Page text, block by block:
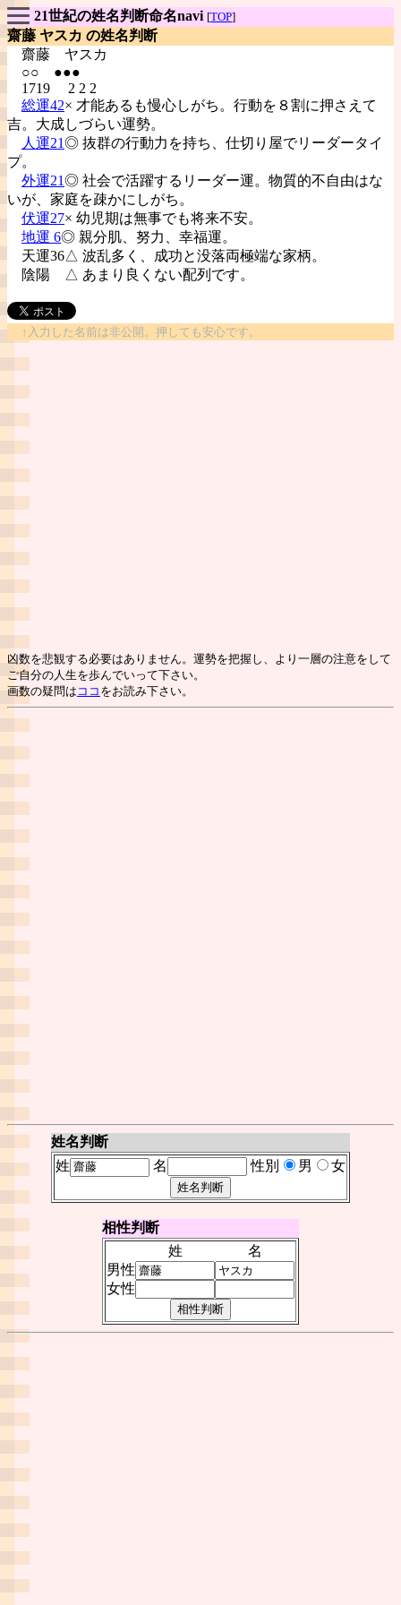
21世紀の姓名判断命名navi [TOP]
齋藤 ヤスカ の姓名判断
齋藤 ヤスカ
○○ ●●●
1719 2 2 2
総運42× 才能あるも慢心しがち。行動を８割に押さえて
吉。大成しづらい運勢。
人運21◎ 抜群の行動力を持ち、仕切り屋でリーダータイ
プ。
外運21◎ 社会で活躍するリーダー運。物質的不自由はな
いが、家庭を疎かにしがち。
伏運27× 幼児期は無事でも将来不安。
地運 6◎ 親分肌、努力、幸福運。
天運36△ 波乱多く、成功と没落両極端な家柄。
陰陽
△ あまり良くない配列です。
↑入力した名前は非公開。押しても安心です。
凶数を悲観する必要はありません。運勢を把握し、より一層の注意をして
ご自分の人生を歩んでいって下さい。
画数の疑問は ココ をお読み下さい。
姓名判断
姓
名 性別 男 女
相性判断
姓
名
男性
女性